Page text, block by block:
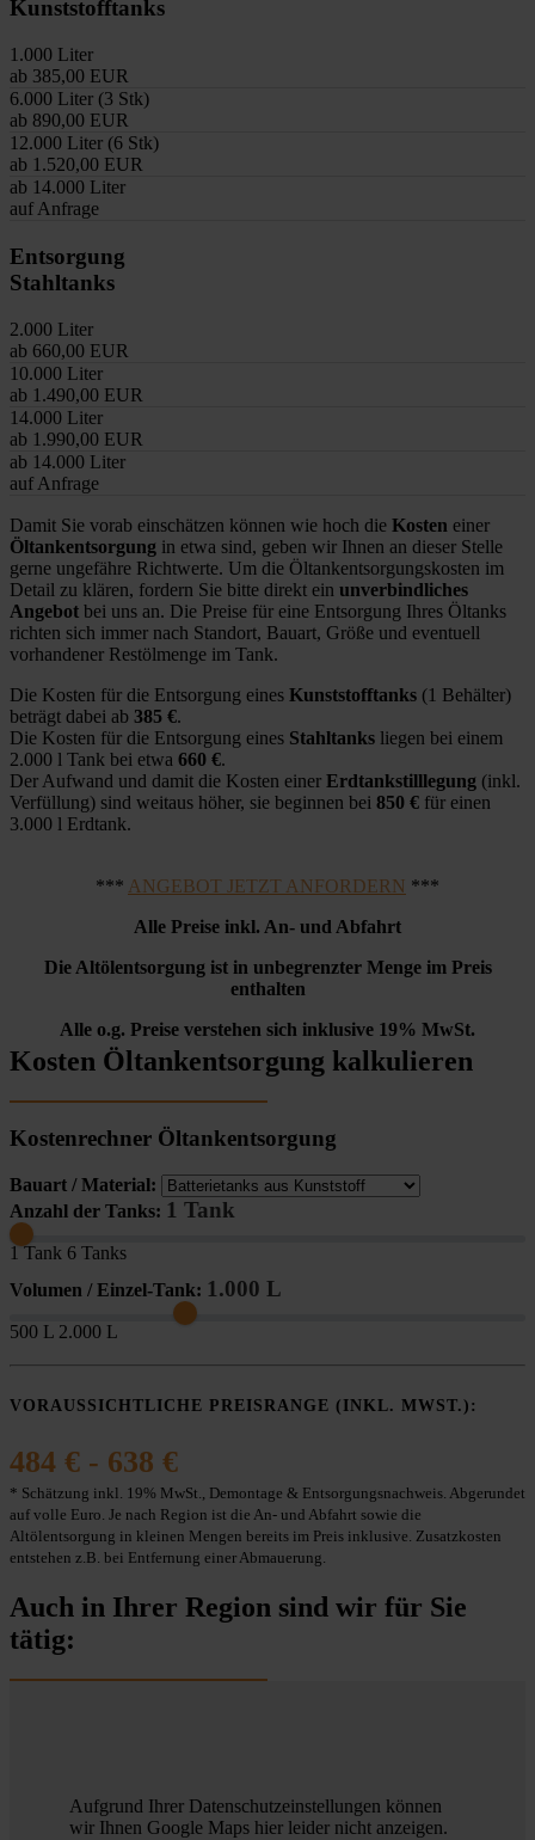
Kunststofftanks
1.000 Liter
ab 385,00 EUR
6.000 Liter (3 Stk)
ab 890,00 EUR
12.000 Liter (6 Stk)
ab 1.520,00 EUR
ab 14.000 Liter
auf Anfrage
Entsorgung
Stahltanks
2.000 Liter
ab 660,00 EUR
10.000 Liter
ab 1.490,00 EUR
14.000 Liter
ab 1.990,00 EUR
ab 14.000 Liter
auf Anfrage
Damit Sie vorab einschätzen können wie hoch die Kosten einer
Öltankentsorgung in etwa sind, geben wir Ihnen an dieser Stelle
gerne ungefähre Richtwerte. Um die Öltankentsorgungskosten im
Detail zu klären, fordern Sie bitte direkt ein unverbindliches
Angebot bei uns an. Die Preise für eine Entsorgung Ihres Öltanks
richten sich immer nach Standort, Bauart, Größe und eventuell
vorhandener Restölmenge im Tank.
Die Kosten für die Entsorgung eines Kunststofftanks (1 Behälter)
beträgt dabei ab 385 €.
Die Kosten für die Entsorgung eines Stahltanks liegen bei einem
2.000 l Tank bei etwa 660 €.
Der Aufwand und damit die Kosten einer Erdtankstilllegung (inkl.
Verfüllung) sind weitaus höher, sie beginnen bei 850 € für einen
3.000 l Erdtank.
*** ANGEBOT JETZT ANFORDERN ***
Alle Preise inkl. An- und Abfahrt
Die Altölentsorgung ist in unbegrenzter Menge im Preis
enthalten
Alle o.g. Preise verstehen sich inklusive 19% MwSt.
Kosten Öltankentsorgung kalkulieren
Kostenrechner Öltankentsorgung
Bauart / Material:
Anzahl der Tanks: 1 Tank
1 Tank 6 Tanks
Volumen / Einzel-Tank: 1.000 L
500 L 2.000 L
VORAUSSICHTLICHE PREISRANGE (INKL. MWST.):
484 € - 638 €
* Schätzung inkl. 19% MwSt., Demontage & Entsorgungsnachweis. Abgerundet
auf volle Euro. Je nach Region ist die An- und Abfahrt sowie die
Altölentsorgung in kleinen Mengen bereits im Preis inklusive. Zusatzkosten
entstehen z.B. bei Entfernung einer Abmauerung.
Auch in Ihrer Region sind wir für Sie
tätig:
Aufgrund Ihrer Datenschutzeinstellungen können
wir Ihnen Google Maps hier leider nicht anzeigen.